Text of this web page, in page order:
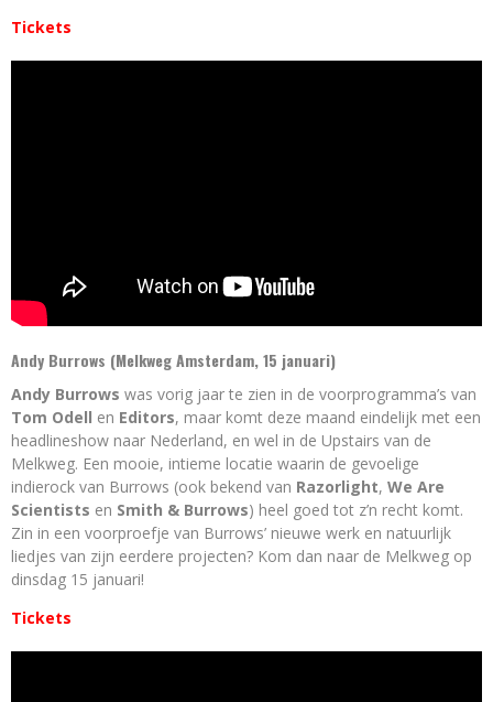
Tickets
Andy Burrows (Melkweg Amsterdam, 15 januari)
Andy Burrows was vorig jaar te zien in de voorprogramma’s van
Tom Odell en Editors, maar komt deze maand eindelijk met een
headlineshow naar Nederland, en wel in de Upstairs van de
Melkweg. Een mooie, intieme locatie waarin de gevoelige
indierock van Burrows (ook bekend van Razorlight, We Are
Scientists en Smith & Burrows) heel goed tot z’n recht komt.
Zin in een voorproefje van Burrows’ nieuwe werk en natuurlijk
liedjes van zijn eerdere projecten? Kom dan naar de Melkweg op
dinsdag 15 januari!
Tickets